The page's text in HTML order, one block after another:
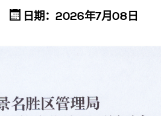
日期：2026年7月08日